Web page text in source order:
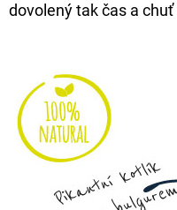
dovolený tak čas a